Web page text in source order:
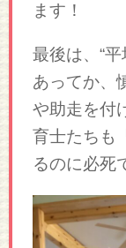
ます！
最後は、“
あってか、
や助走を付
育士たちも
るのに必死